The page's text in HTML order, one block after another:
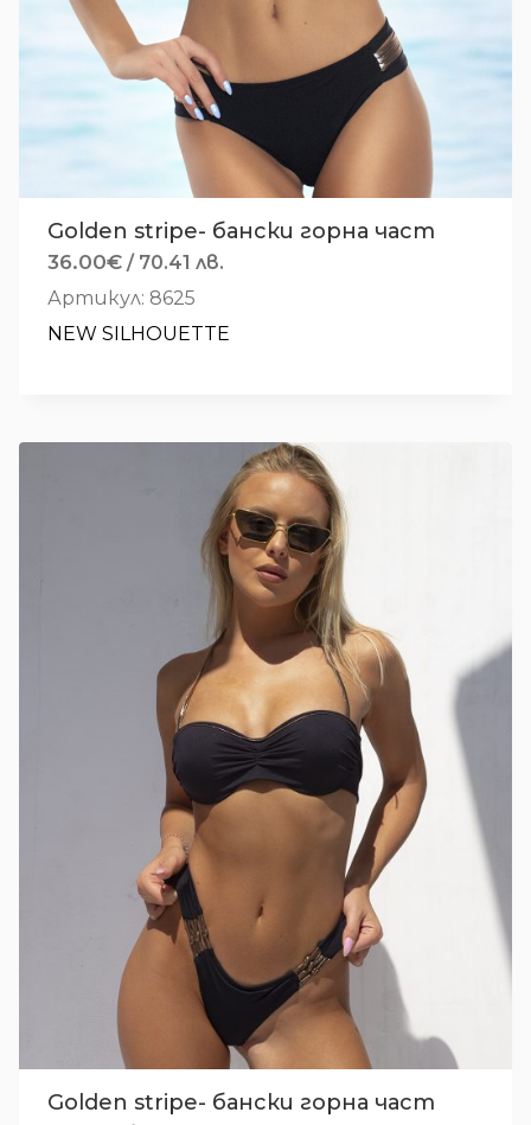
Golden stripe- бански горна част
36.00€ / 70.41 лв.
Артикул: 8625
NEW SILHOUETTE
Golden stripe- бански горна част